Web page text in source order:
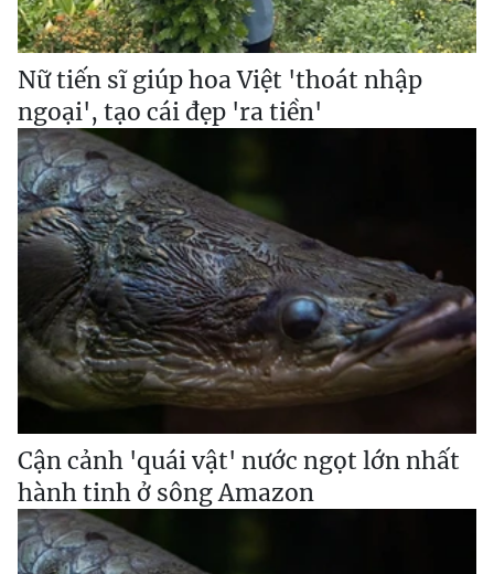
Nữ tiến sĩ giúp hoa Việt 'thoát nhập
ngoại', tạo cái đẹp 'ra tiền'
Cận cảnh 'quái vật' nước ngọt lớn nhất
hành tinh ở sông Amazon